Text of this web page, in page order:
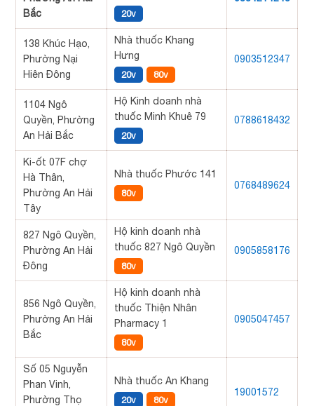
Bắc
20v
138 Khúc Hạo,
Phường Nại
Hiên Đông
Nhà thuốc Khang
Hưng
20v 80v
0903512347
1104 Ngô
Quyền, Phường
An Hải Bắc
Hộ Kinh doanh nhà
thuốc Minh Khuê 79
20v
0788618432
Ki-ốt 07F chợ
Hà Thân,
Phường An Hải
Tây
Nhà thuốc Phước 141
80v
0768489624
827 Ngô Quyền,
Phường An Hải
Đông
Hộ kinh doanh nhà
thuốc 827 Ngô Quyền
80v
0905858176
856 Ngô Quyền,
Phường An Hải
Bắc
Hộ kinh doanh nhà
thuốc Thiện Nhân
Pharmacy 1
80v
0905047457
Số 05 Nguyễn
Phan Vinh,
Phường Thọ
Nhà thuốc An Khang
20v 80v
19001572